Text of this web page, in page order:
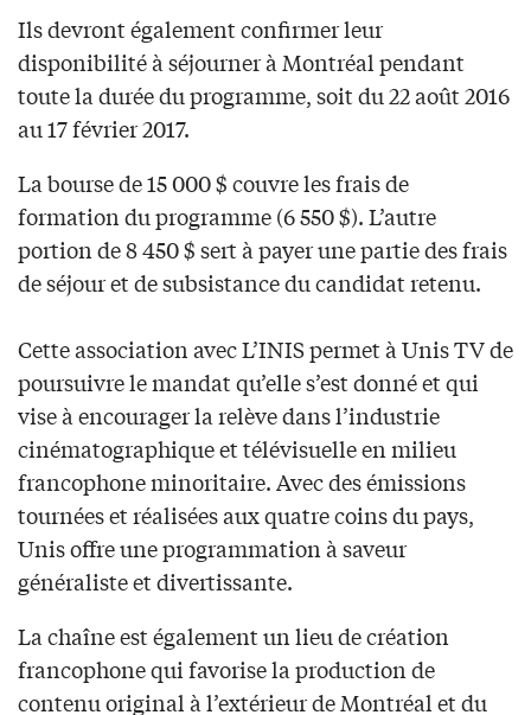
Ils devront également confirmer leur
disponibilité à séjourner à Montréal pendant
toute la durée du programme, soit du 22 août 2016
au 17 février 2017.
La bourse de 15 000 $ couvre les frais de
formation du programme (6 550 $). L’autre
portion de 8 450 $ sert à payer une partie des frais
de séjour et de subsistance du candidat retenu.
Cette association avec L’INIS permet à Unis TV de
poursuivre le mandat qu’elle s’est donné et qui
vise à encourager la relève dans l’industrie
cinématographique et télévisuelle en milieu
francophone minoritaire. Avec des émissions
tournées et réalisées aux quatre coins du pays,
Unis offre une programmation à saveur
généraliste et divertissante.
La chaîne est également un lieu de création
francophone qui favorise la production de
contenu original à l’extérieur de Montréal et du